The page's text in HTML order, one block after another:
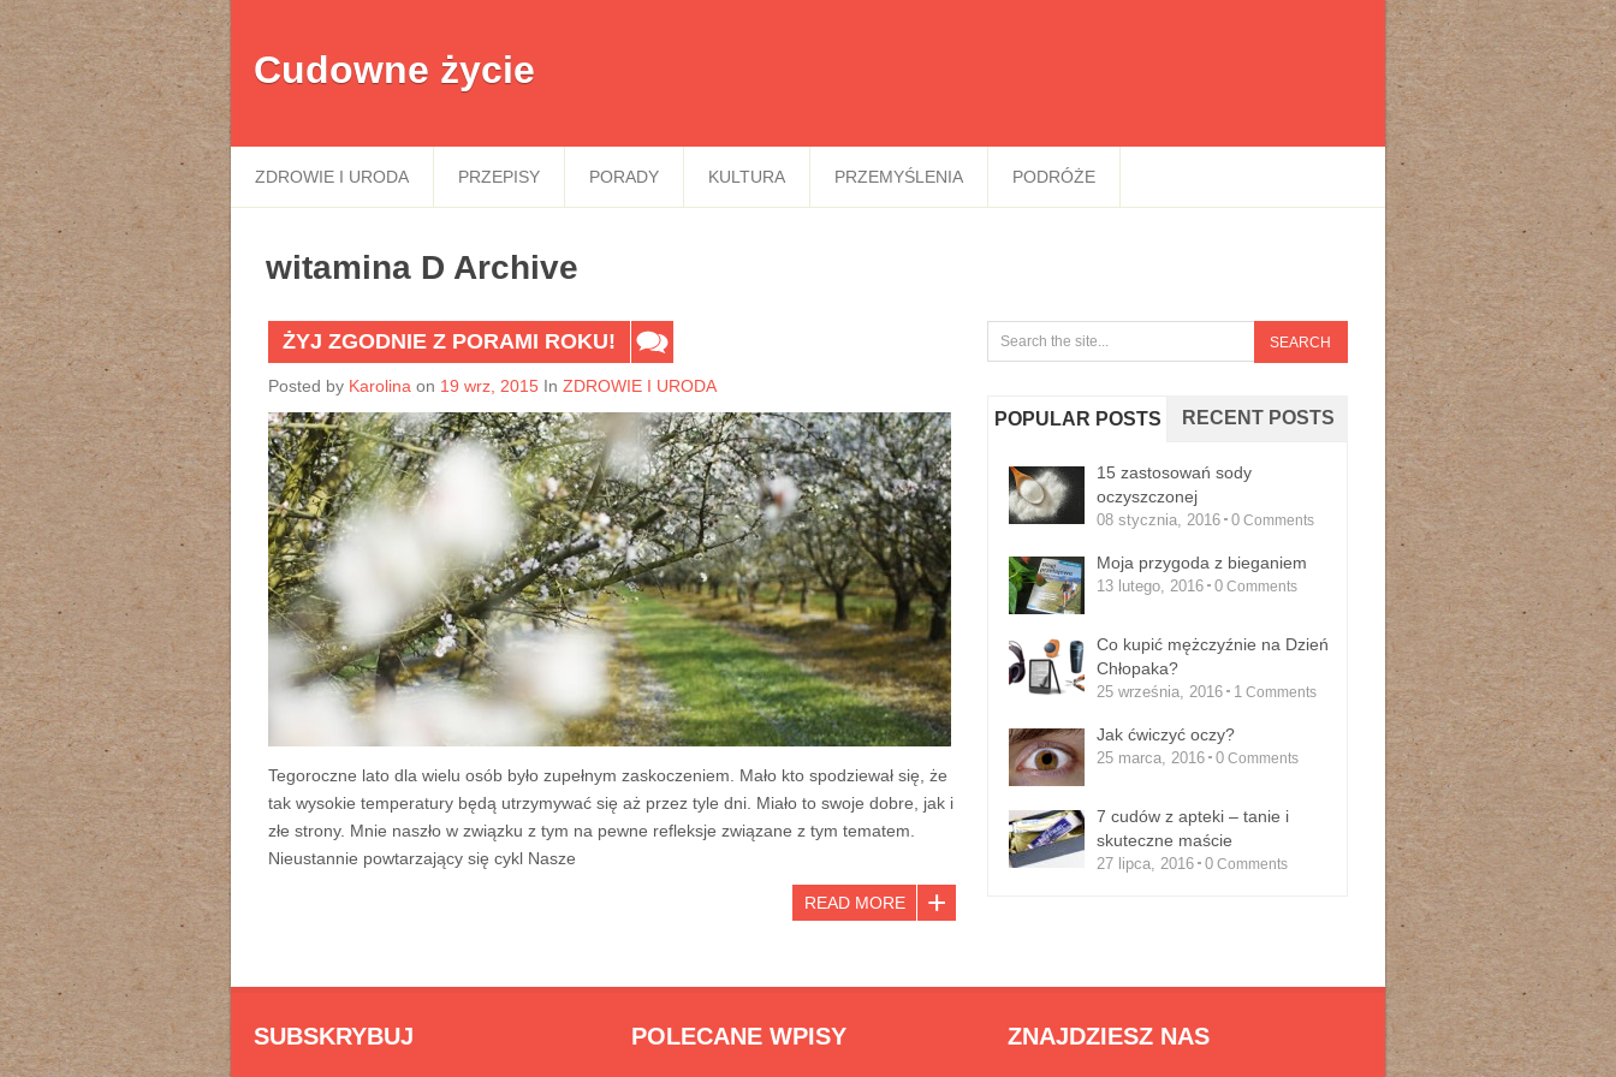
Cudowne życie
ZDROWIE I URODA PRZEPISY PORADY KULTURA PRZEMYŚLENIA PODRÓŻE
witamina D Archive
ŻYJ ZGODNIE Z PORAMI ROKU!
Posted by Karolina on 19 wrz, 2015 In ZDROWIE I URODA
Tegoroczne lato dla wielu osób było zupełnym zaskoczeniem. Mało kto spodziewał się, że
tak wysokie temperatury będą utrzymywać się aż przez tyle dni. Miało to swoje dobre, jak i
złe strony. Mnie naszło w związku z tym na pewne refleksje związane z tym tematem.
Nieustannie powtarzający się cykl Nasze
READ MORE
POPULAR POSTS RECENT POSTS
15 zastosowań sody
oczyszczonej
08 stycznia, 2016 0Comments
Moja przygoda z bieganiem
13 lutego, 2016 0Comments
Co kupić mężczyźnie na Dzień
Chłopaka?
25 września, 2016 1Comments
Jak ćwiczyć oczy?
25 marca, 2016 0Comments
7 cudów z apteki – tanie i
skuteczne maście
27 lipca, 2016 0Comments
SUBSKRYBUJ POLECANE WPISY ZNAJDZIESZ NAS